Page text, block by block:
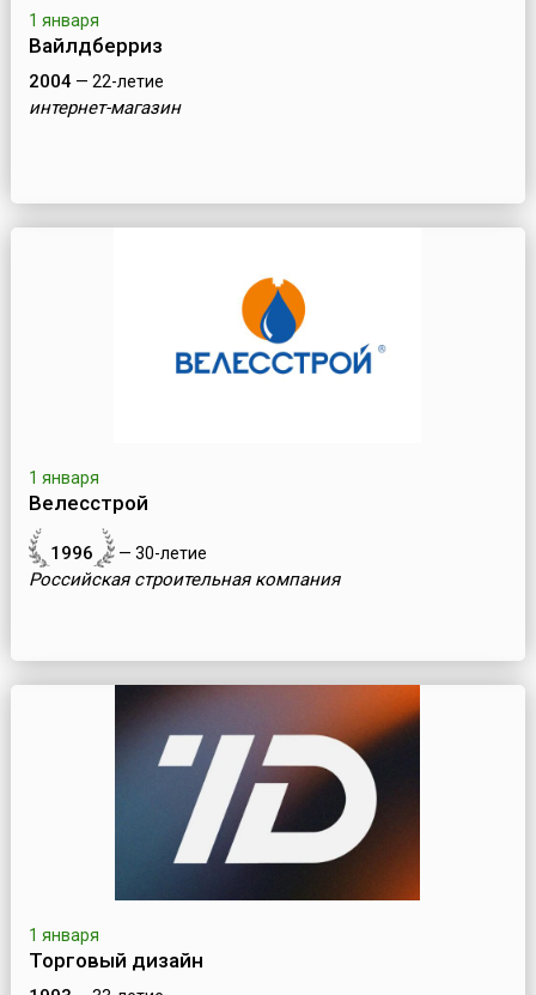
1 января
Вайлдберриз
2004— 22-летие
интернет-магазин
1 января
Велесстрой
1996 — 30-летие
Российская строительная компания
1 января
Торговый дизайн